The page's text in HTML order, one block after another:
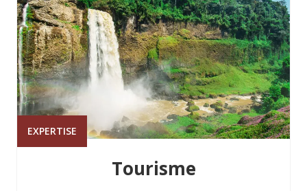
EXPERTISE
Tourisme